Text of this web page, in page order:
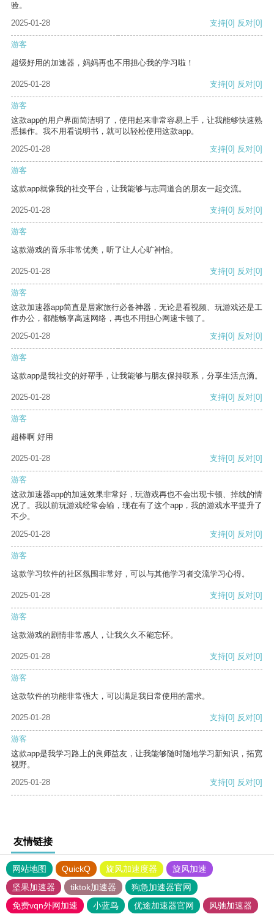
验。
2025-01-28
支持[0] 反对[0]
游客
超级好用的加速器，妈妈再也不用担心我的学习啦！
2025-01-28 支持[0] 反对[0]
游客
这款app的用户界面简洁明了，使用起来非常容易上手，让我能够快速熟
悉操作。我不用看说明书，就可以轻松使用这款app。
2025-01-28
支持[0] 反对[0]
游客
这款app就像我的社交平台，让我能够与志同道合的朋友一起交流。
2025-01-28 支持[0] 反对[0]
游客
这款游戏的音乐非常优美，听了让人心旷神怡。
2025-01-28 支持[0] 反对[0]
游客
这款加速器app简直是居家旅行必备神器，无论是看视频、玩游戏还是工
作办公，都能畅享高速网络，再也不用担心网速卡顿了。
2025-01-28
支持[0] 反对[0]
游客
这款app是我社交的好帮手，让我能够与朋友保持联系，分享生活点滴。
2025-01-28 支持[0] 反对[0]
游客
超棒啊 好用
2025-01-28 支持[0] 反对[0]
游客
这款加速器app的加速效果非常好，玩游戏再也不会出现卡顿、掉线的情
况了。我以前玩游戏经常会输，现在有了这个app，我的游戏水平提升了
不少。
2025-01-28
支持[0] 反对[0]
游客
这款学习软件的社区氛围非常好，可以与其他学习者交流学习心得。
2025-01-28 支持[0] 反对[0]
游客
这款游戏的剧情非常感人，让我久久不能忘怀。
2025-01-28 支持[0] 反对[0]
游客
这款软件的功能非常强大，可以满足我日常使用的需求。
2025-01-28 支持[0] 反对[0]
游客
这款app是我学习路上的良师益友，让我能够随时随地学习新知识，拓宽
视野。
2025-01-28
支持[0] 反对[0]
友情链接
网站地图 QuickQ 旋风加速度器
旋风加速
坚果加速器
tiktok加速器
狗急加速器官网
免费vqn外网加速
小蓝鸟 优途加速器官网 风驰加速器